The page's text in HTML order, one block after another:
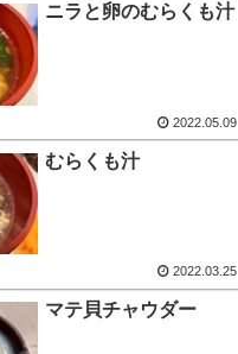
ニラと卵のむらくも汁
2022.05.09
むらくも汁
2022.03.25
マテ貝チャウダー